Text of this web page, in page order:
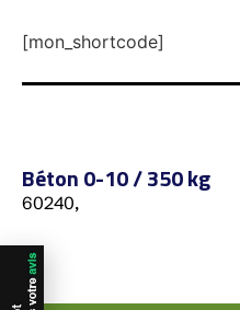
[mon_shortcode]
Béton 0-10 / 350 kg
60240,